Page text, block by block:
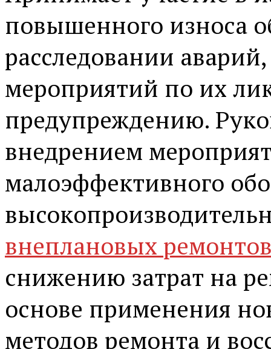
повышенного износа
расследовании
мероприятий по их
предупреждению.
внедрением
малоэффективного
внеплановых
снижению затрат на
основе применения
методов ремонта и